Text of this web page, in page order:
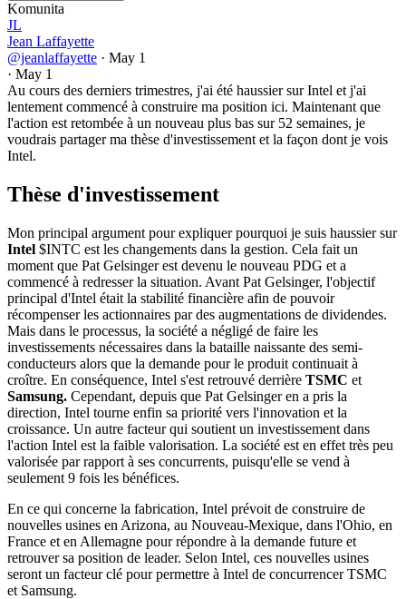
Komunita
JL
Jean Laffayette
@jeanlaffayette · May 1
· May 1
Au cours des derniers trimestres, j'ai été haussier sur Intel et j'ai
lentement commencé à construire ma position ici. Maintenant que
l'action est retombée à un nouveau plus bas sur 52 semaines, je
voudrais partager ma thèse d'investissement et la façon dont je vois
Intel.
Thèse d'investissement
Mon principal argument pour expliquer pourquoi je suis haussier sur
Intel $INTC est les changements dans la gestion. Cela fait un
moment que Pat Gelsinger est devenu le nouveau PDG et a
commencé à redresser la situation. Avant Pat Gelsinger, l'objectif
principal d'Intel était la stabilité financière afin de pouvoir
récompenser les actionnaires par des augmentations de dividendes.
Mais dans le processus, la société a négligé de faire les
investissements nécessaires dans la bataille naissante des semi-
conducteurs alors que la demande pour le produit continuait à
croître. En conséquence, Intel s'est retrouvé derrière TSMC et
Samsung. Cependant, depuis que Pat Gelsinger en a pris la
direction, Intel tourne enfin sa priorité vers l'innovation et la
croissance. Un autre facteur qui soutient un investissement dans
l'action Intel est la faible valorisation. La société est en effet très peu
valorisée par rapport à ses concurrents, puisqu'elle se vend à
seulement 9 fois les bénéfices.
En ce qui concerne la fabrication, Intel prévoit de construire de
nouvelles usines en Arizona, au Nouveau-Mexique, dans l'Ohio, en
France et en Allemagne pour répondre à la demande future et
retrouver sa position de leader. Selon Intel, ces nouvelles usines
seront un facteur clé pour permettre à Intel de concurrencer TSMC
et Samsung.